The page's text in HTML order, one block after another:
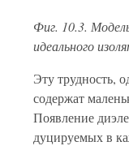
Фиг. 10.3.
идеального
Эту трудность,
содержат
Появление
дуцируемых в